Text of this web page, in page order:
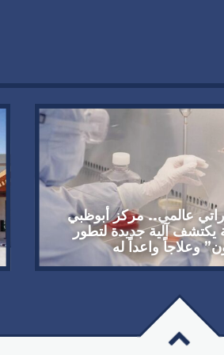
عالمي.. مركز أبوظبي
يكتشف آلية جديدة لتطور
وعلاجاً واعداً له